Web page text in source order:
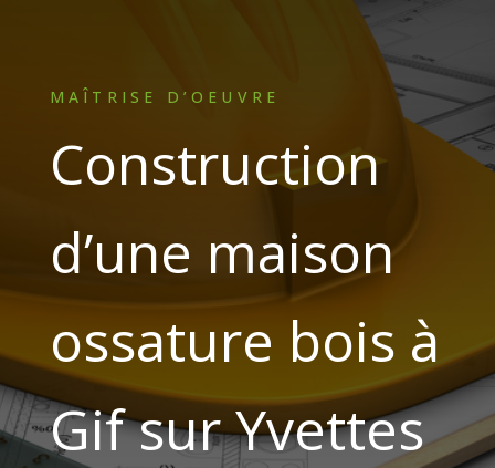
MAÎTRISE D’OEUVRE
Construction
d’une maison
ossature bois à
Gif sur Yvettes